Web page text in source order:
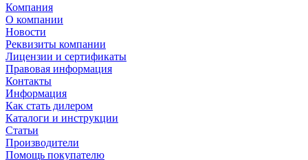
Компания
О компании
Новости
Реквизиты компании
Лицензии и сертификаты
Правовая информация
Контакты
Информация
Как стать дилером
Каталоги и инструкции
Статьи
Производители
Помощь покупателю